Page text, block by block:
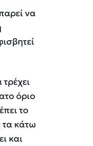
να
όριο
το
τα κάτω
και